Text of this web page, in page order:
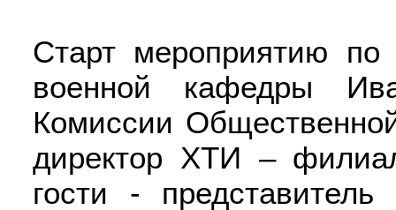
Старт мероприятию по
военной кафедры
Комиссии
директор ХТИ –
гости - представитель